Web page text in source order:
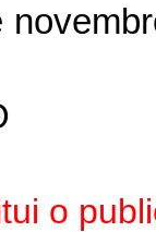
o